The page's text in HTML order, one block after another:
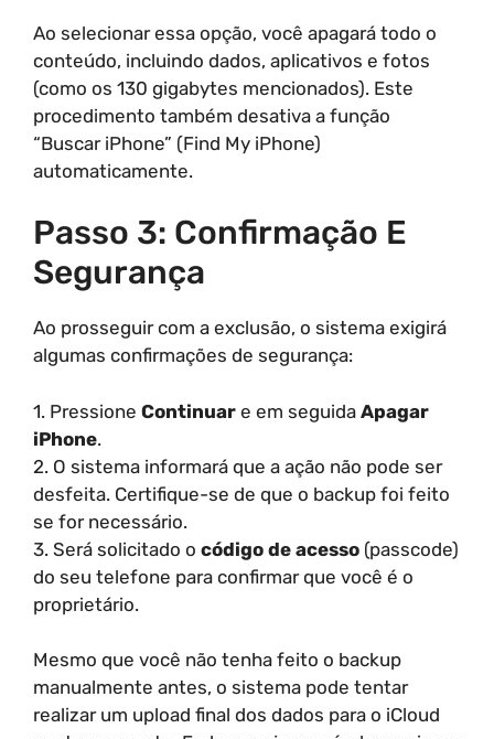
Ao selecionar essa opção, você apagará todo o
conteúdo, incluindo dados, aplicativos e fotos
(como os 130 gigabytes mencionados). Este
procedimento também desativa a função
“Buscar iPhone” (Find My iPhone)
automaticamente.
Passo 3: Confirmação E
Segurança
Ao prosseguir com a exclusão, o sistema exigirá
algumas confirmações de segurança:
1. Pressione Continuar e em seguida Apagar
iPhone.
2. O sistema informará que a ação não pode ser
desfeita. Certifique-se de que o backup foi feito
se for necessário.
3. Será solicitado o código de acesso (passcode)
do seu telefone para confirmar que você é o
proprietário.
Mesmo que você não tenha feito o backup
manualmente antes, o sistema pode tentar
realizar um upload final dos dados para o iCloud